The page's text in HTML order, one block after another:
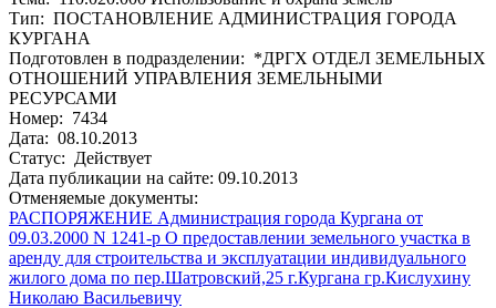
Тип: ПОСТАНОВЛЕНИЕ АДМИНИСТРАЦИЯ ГОРОДА
КУРГАНА
Подготовлен в подразделении: *ДРГХ ОТДЕЛ ЗЕМЕЛЬНЫХ
ОТНОШЕНИЙ УПРАВЛЕНИЯ ЗЕМЕЛЬНЫМИ
РЕСУРСАМИ
Номер: 7434
Дата: 08.10.2013
Статус: Действует
Дата публикации на сайте: 09.10.2013
Отменяемые документы:
РАСПОРЯЖЕНИЕ Администрация города Кургана от
09.03.2000 N 1241-р О предоставлении земельного участка в
аренду для строительства и эксплуатации индивидуального
жилого дома по пер.Шатровский,25 г.Кургана гр.Кислухину
Николаю Васильевичу